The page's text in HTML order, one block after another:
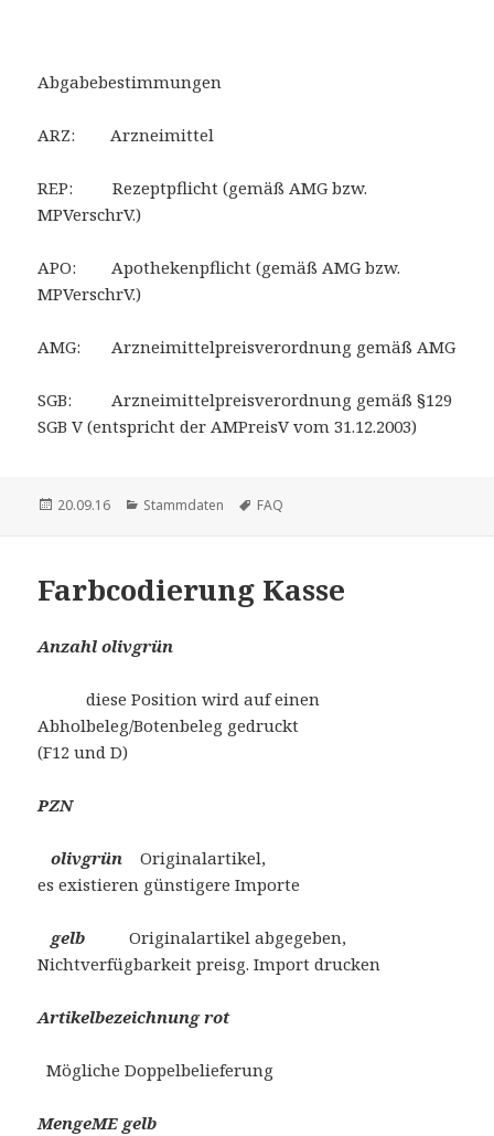
Abgabebestimmungen
ARZ: Arzneimittel
REP: Rezeptpflicht (gemäß AMG bzw.
MPVerschrV.)
APO: Apothekenpflicht (gemäß AMG bzw.
MPVerschrV.)
AMG: Arzneimittelpreisverordnung gemäß AMG
SGB: Arzneimittelpreisverordnung gemäß §129
SGB V (entspricht der AMPreisV vom 31.12.2003)
Veröffentlicht
20.09.16 Kategorien
Stammdaten Schlagwörter
FAQ
Farbcodierung Kasse
Anzahl olivgrün
diese Position wird auf einen
Abholbeleg/Botenbeleg gedruckt
(F12 und D)
PZN
olivgrün
Originalartikel,
es existieren günstigere Importe
gelb
Originalartikel abgegeben,
Nichtverfügbarkeit preisg. Import drucken
Artikelbezeichnung rot
Mögliche Doppelbelieferung
MengeME gelb